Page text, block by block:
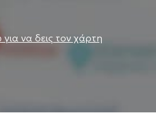
να δεις τον χάρτη